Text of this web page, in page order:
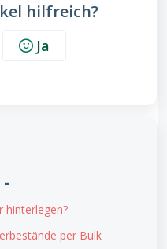
hilfreich?
Ja
-
hinterlegen?
per Bulk